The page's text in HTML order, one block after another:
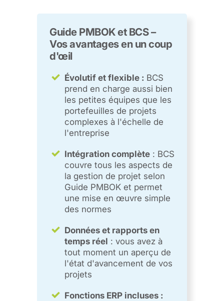
Guide PMBOK et BCS –
Vos avantages en un coup
d'œil
Évolutif et flexible : BCS
prend en charge aussi bien
les petites équipes que les
portefeuilles de projets
complexes à l'échelle de
l'entreprise
Intégration complète : BCS
couvre tous les aspects de
la gestion de projet selon
Guide PMBOK et permet
une mise en œuvre simple
des normes
Données et rapports en
temps réel : vous avez à
tout moment un aperçu de
l'état d'avancement de vos
projets
Fonctions ERP incluses :